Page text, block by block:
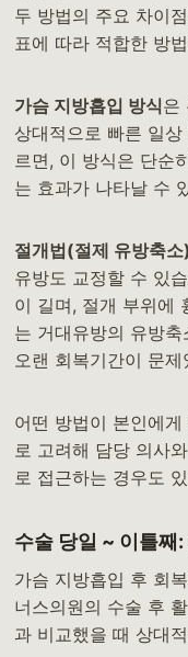
두 방법의 주요 차이
표에 따라 적합한 방
가슴 지방흡입 방식은
상대적으로 빠른 일
르면, 이 방식은 단순
는 효과가 나타날 수
절개법(절제 유방축소)
유방도 교정할 수 있
이 길며, 절개 부위에
는 거대유방의 유방
오랜 회복기간이 문
어떤 방법이 본인에
로 고려해 담당 의사
로 접근하는 경우도
수술 당일 ~ 이틀째
가슴 지방흡입 후 회
너스의원의 수술 후
과 비교했을 때 상대